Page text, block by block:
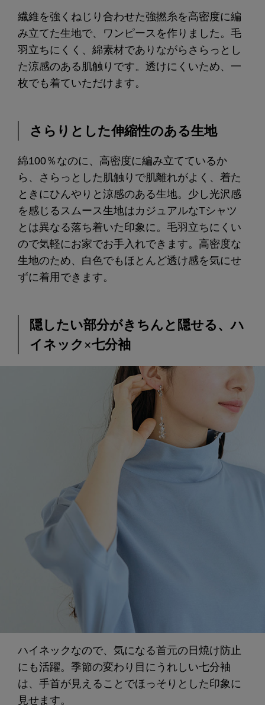
繊維を強くねじり合わせた強撚糸を高密度に編
み立てた生地で、ワンピースを作りました。毛
羽立ちにくく、綿素材でありながらさらっとし
た涼感のある肌触りです。透けにくいため、一
枚でも着ていただけます。
さらりとした伸縮性のある生地
綿100％なのに、高密度に編み立てているか
ら、さらっとした肌触りで肌離れがよく、着た
ときにひんやりと涼感のある生地。少し光沢感
を感じるスムース生地はカジュアルなTシャツ
とは異なる落ち着いた印象に。毛羽立ちにくい
ので気軽にお家でお手入れできます。高密度な
生地のため、白色でもほとんど透け感を気にせ
ずに着用できます。
隠したい部分がきちんと隠せる、ハ
イネック×七分袖
ハイネックなので、気になる首元の日焼け防止
にも活躍。季節の変わり目にうれしい七分袖
は、手首が見えることでほっそりとした印象に
見せます。